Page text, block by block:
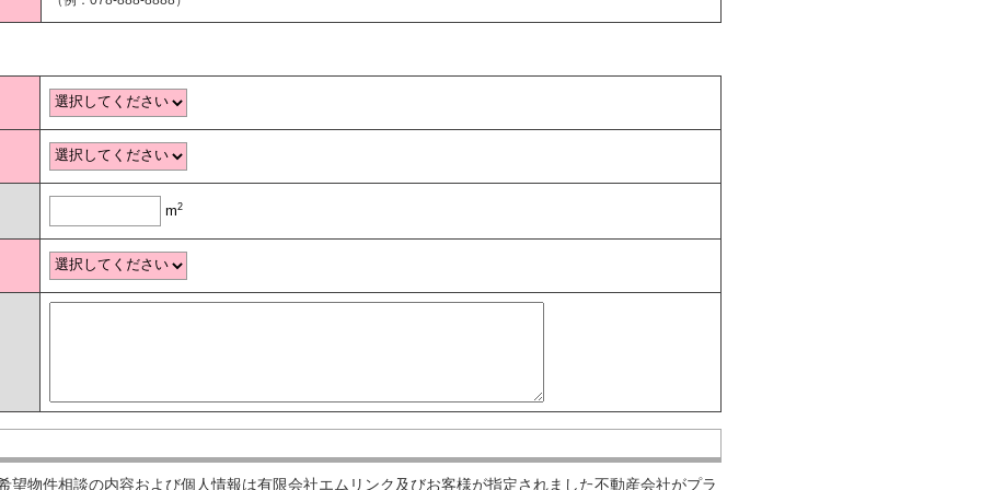
m2
望物件相談の内容および個人情報は有限会社エムリンク及びお客様が指定されました不動産会社がプラ